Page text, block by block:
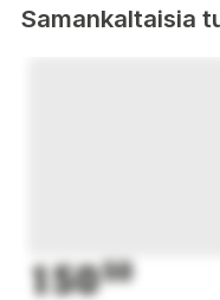
Samankaltaisia
15050